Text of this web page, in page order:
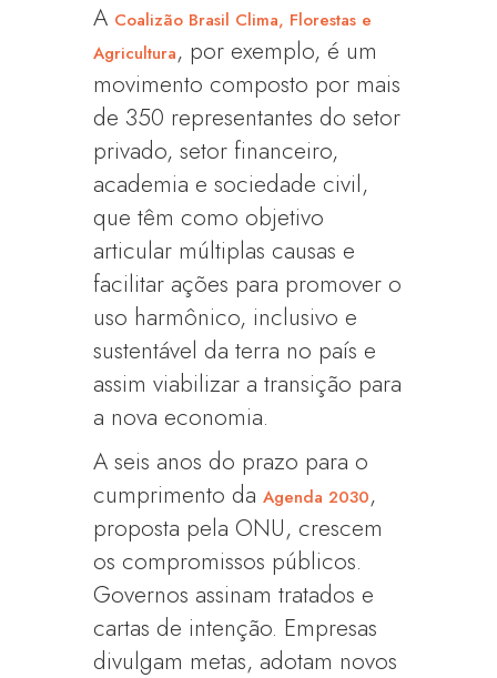
A Coalizão Brasil Clima, Florestas e
Agricultura, por exemplo, é um
movimento composto por mais
de 350 representantes do setor
privado, setor financeiro,
academia e sociedade civil,
que têm como objetivo
articular múltiplas causas e
facilitar ações para promover o
uso harmônico, inclusivo e
sustentável da terra no país e
assim viabilizar a transição para
a nova economia.
A seis anos do prazo para o
cumprimento daAgenda 2030,
proposta pela ONU, crescem
os compromissos públicos.
Governos assinam tratados e
cartas de intenção. Empresas
divulgam metas, adotam novos